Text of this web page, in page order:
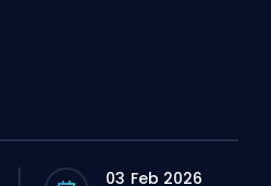
03 Feb 2026